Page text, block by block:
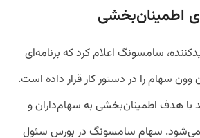
اطمینان‌بخشی
سامسونگ اعلام کرد که برنامه‌ای
۳.۹ تریلیون وون سهام را در دستور کار قرار داده است.
با هدف اطمینان‌بخشی به سهام‌داران و
می‌شود. سهام سامسونگ در بورس سئول